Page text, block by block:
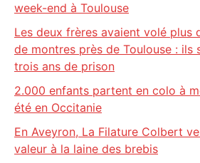
week-end à Toulouse
Les deux frères avaient volé plus
de montres près de Toulouse : ils
trois ans de prison
2.000 enfants partent en colo à
été en Occitanie
En Aveyron, La Filature Colbert
valeur à la laine des brebis